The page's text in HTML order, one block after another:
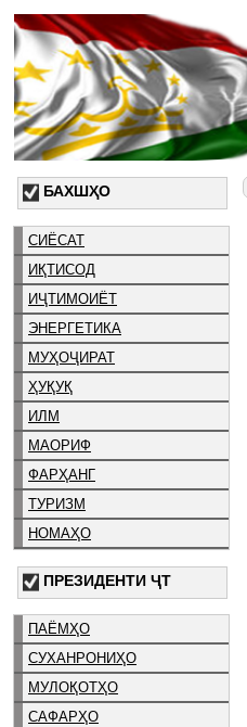
БАХШҲО
СИЁСАТ
ИҚТИСОД
ИҶТИМОИЁТ
ЭНЕРГЕТИКА
МУҲОҶИРАТ
ҲУҚУҚ
ИЛМ
МАОРИФ
ФАРҲАНГ
ТУРИЗМ
НОМАҲО
ПРЕЗИДЕНТИ ҶТ
ПАЁМҲО
СУХАНРОНИҲО
МУЛОҚОТҲО
САФАРҲО